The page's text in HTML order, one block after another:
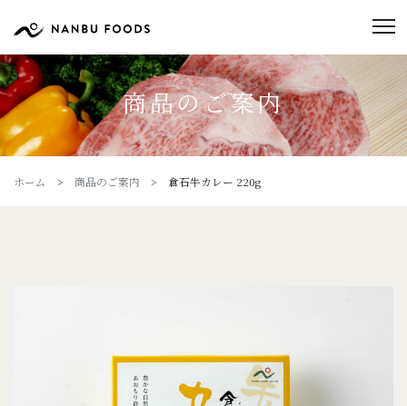
商品のご案内
ホーム > 商品のご案内 > 倉石牛カレー 220g